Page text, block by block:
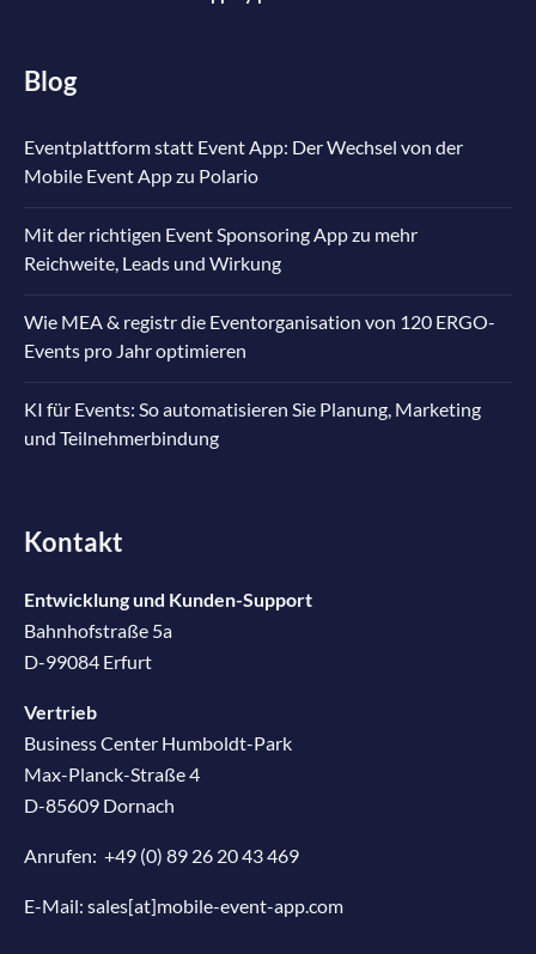
Blog
Eventplattform statt Event App: Der Wechsel von der
Mobile Event App zu Polario
Mit der richtigen Event Sponsoring App zu mehr
Reichweite, Leads und Wirkung
Wie MEA & registr die Eventorganisation von 120 ERGO-
Events pro Jahr optimieren
KI für Events: So automatisieren Sie Planung, Marketing
und Teilnehmerbindung
Kontakt
Entwicklung und Kunden-Support
Bahnhofstraße 5a
D-99084 Erfurt
Vertrieb
Business Center Humboldt-Park
Max-Planck-Straße 4
D-85609 Dornach
Anrufen: +49 (0) 89 26 20 43 469
E-Mail: sales[at]mobile-event-app.com